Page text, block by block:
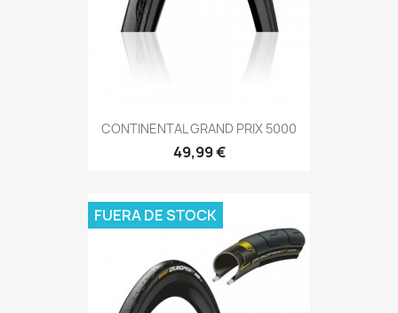
CONTINENTAL GRAND PRIX 5000
49,99 €
FUERA DE STOCK